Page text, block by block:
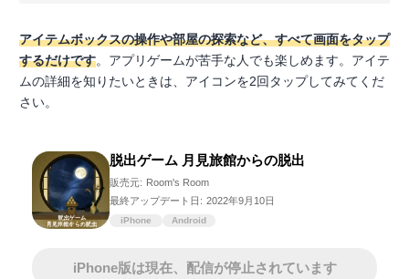
アイテムボックスの操作や部屋の探索など、すべて画面をタップ
するだけです。アプリゲームが苦手な人でも楽しめます。アイテ
ムの詳細を知りたいときは、アイコンを2回タップしてみてくだ
さい。
脱出ゲーム 月見旅館からの脱出
販売元: Room's Room
最終アップデート日: 2022年9月10日
iPhone Android
iPhone版は現在、配信が停止されています